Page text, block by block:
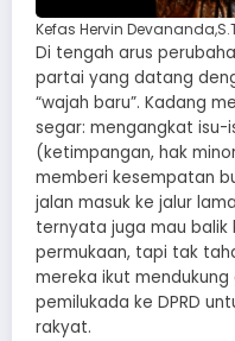
Kefas Hervin
Di tengah arus
partai yang datang
“wajah baru”. Kadang
segar: mengangkat isu-
(ketimpangan, hak
memberi kesempatan
jalan masuk ke jalur
ternyata juga mau
permukaan, tapi tak
mereka ikut
pemilukada ke DPRD
rakyat.